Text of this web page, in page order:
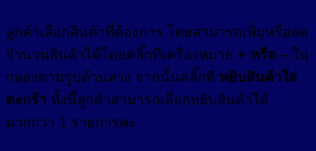
ลูกค้าเลือกสินค้าที่ต้องการ โดยสามารถเพิ่มหรือลด
จำนวนสินค้าได้โดยคลิ๊กที่เครื่องหมาย + หรือ – ใน
กล่องตามรูปด้านล่าง จากนั้นคลิ๊กที่ หยิบสินค้าใส่
ตะกร้า ทั้งนี้ลูกค้าสามารถเลือกหยิบสินค้าได้
มากกว่า 1 รายการคะ